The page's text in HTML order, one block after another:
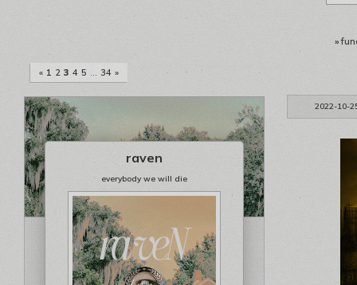
»
« 1 2 3 4 5 … 34 »
2022-10-
raven
everybody we will die